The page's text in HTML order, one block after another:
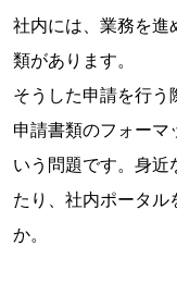
社内には、業務を進
類があります。
そうした申請を行う
申請書類のフォーマ
いう問題です。身近
たり、社内ポータル
か。